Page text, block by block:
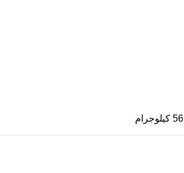
56 كيلوجرام